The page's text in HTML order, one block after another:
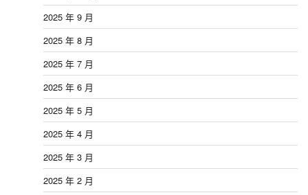
2025 年 9 月
2025 年 8 月
2025 年 7 月
2025 年 6 月
2025 年 5 月
2025 年 4 月
2025 年 3 月
2025 年 2 月